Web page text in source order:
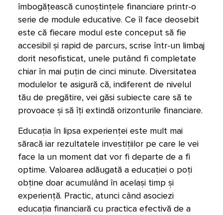
îmbogățească cunoștințele financiare printr-o
serie de module educative. Ce îl face deosebit
este că fiecare modul este conceput să fie
accesibil și rapid de parcurs, scrise într-un limbaj
dorit nesofisticat, unele putând fi completate
chiar în mai puțin de cinci minute. Diversitatea
modulelor te asigură că, indiferent de nivelul
tău de pregătire, vei găsi subiecte care să te
provoace și să îți extindă orizonturile financiare.
Educația în lipsa experienței este mult mai
săracă iar rezultatele investițiilor pe care le vei
face la un moment dat vor fi departe de a fi
optime. Valoarea adăugată a educației o poți
obține doar acumulând în același timp și
experiență. Practic, atunci când asociezi
educația financiară cu practica efectivă de a